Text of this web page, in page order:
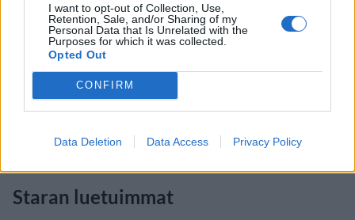
I want to opt-out of Collection, Use,
Retention, Sale, and/or Sharing of my
Personal Data that Is Unrelated with the
Purposes for which it was collected.
Opted Out
CONFIRM
Data Deletion Data Access Privacy Policy
Staran luetuimmat